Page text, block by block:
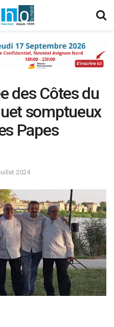
des Côtes du
somptueux
Papes
2024